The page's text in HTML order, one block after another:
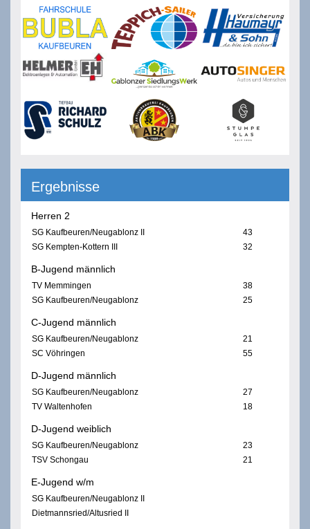
Ergebnisse
Herren 2
SG Kaufbeuren/Neugablonz II
43
SG Kempten-Kottern III
32
B-Jugend männlich
TV Memmingen
38
SG Kaufbeuren/Neugablonz
25
C-Jugend männlich
SG Kaufbeuren/Neugablonz
21
SC Vöhringen
55
D-Jugend männlich
SG Kaufbeuren/Neugablonz
27
TV Waltenhofen
18
D-Jugend weiblich
SG Kaufbeuren/Neugablonz
23
TSV Schongau
21
E-Jugend w/m
SG Kaufbeuren/Neugablonz II
Dietmannsried/Altusried II